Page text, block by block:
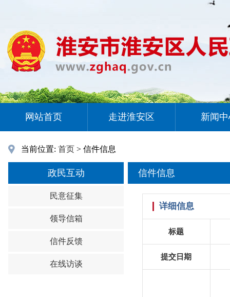
网站首页 走进淮安区 新闻
当前位置: 首页 > 信件信息
政民互动
民意征集
领导信箱
信件反馈
在线访谈
信件信息
详细信息
标题
提交日期